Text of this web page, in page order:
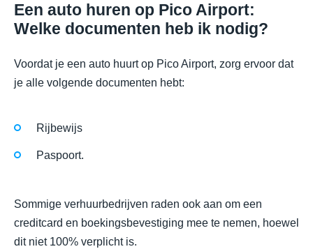
Een auto huren op Pico Airport:
Welke documenten heb ik nodig?
Voordat je een auto huurt op Pico Airport, zorg ervoor dat
je alle volgende documenten hebt:
Rijbewijs
Paspoort.
Sommige verhuurbedrijven raden ook aan om een
creditcard en boekingsbevestiging mee te nemen, hoewel
dit niet 100% verplicht is.